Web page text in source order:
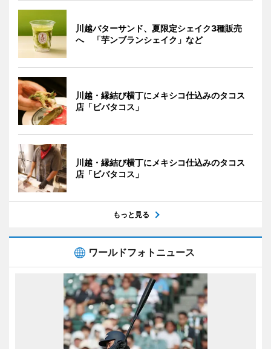
川越バターサンド、夏限定シェイク3種販売
へ 「芋ンブランシェイク」など
川越・縁結び横丁にメキシコ仕込みのタコス
店「ビバタコス」
川越・縁結び横丁にメキシコ仕込みのタコス
店「ビバタコス」
もっと見る
ワールドフォトニュース